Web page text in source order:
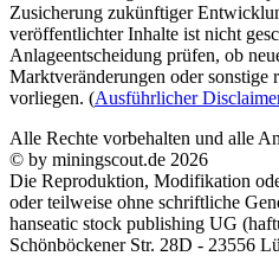
Zusicherung zukünftiger
veröffentlichter Inhalte ist nicht
Anlageentscheidung prüfen, ob
Marktveränderungen oder sonstige
vorliegen. (Ausführlicher
Alle Rechte vorbehalten und alle
© by miningscout.de 2026
Die Reproduktion, Modifikation
oder teilweise ohne schriftliche
hanseatic stock publishing UG
Schönböckener Str. 28D - 23556